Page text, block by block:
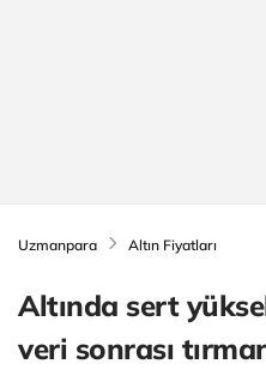
Uzmanpara Altın Fiyatları
Altında sert
veri sonrası